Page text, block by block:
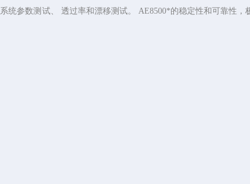
参数测试、 透过率和漂移测试。 AE8500*的稳定性和可靠性